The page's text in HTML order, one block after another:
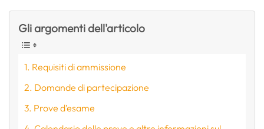
Gli argomenti dell'articolo
Requisiti di ammissione
Domande di partecipazione
Prove d’esame